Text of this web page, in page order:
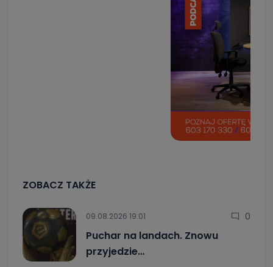
ZOBACZ TAKŻE
09.08.2026 19:01 0
Puchar na landach. Znowu
przyjedzie…